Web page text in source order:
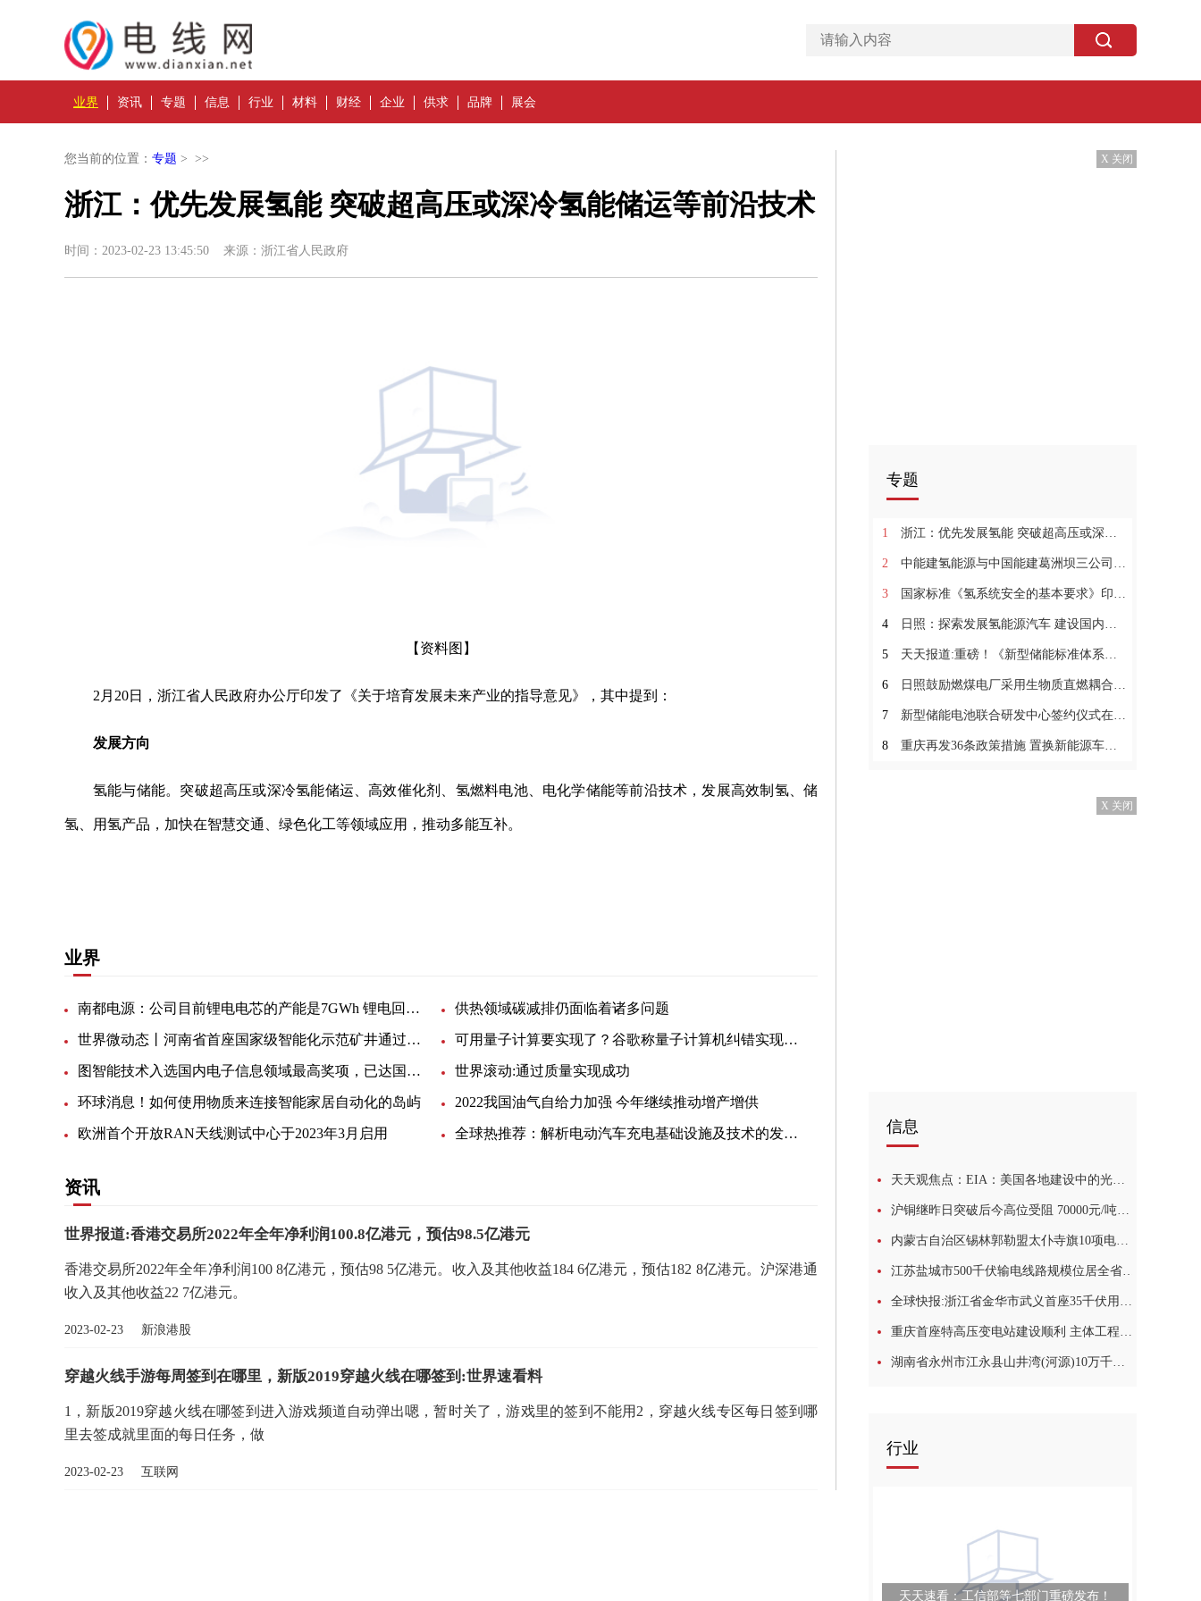
业界 资讯 专题 信息 行业 材料 财经 企业 供求 品牌 展会
您当前的位置： 专题 > >>
浙江：优先发展氢能 突破超高压或深冷氢能储运等前沿技术
时间：2023-02-23 13:45:50 来源：浙江省人民政府
【资料图】
2月20日，浙江省人民政府办公厅印发了《关于培育发展未来产业的指导意见》，其中提到：
发展方向
氢能与储能。突破超高压或深冷氢能储运、高效催化剂、氢燃料电池、电化学储能等前沿技术，发展高效制氢、储
氢、用氢产品，加快在智慧交通、绿色化工等领域应用，推动多能互补。
业界
南都电源：公司目前锂电电芯的产能是7GWh 锂电回收目前已经具备7万吨的处理能力 供热领域碳减排仍面临着诸多问题
世界微动态丨河南省首座国家级智能化示范矿井通过验收 可用量子计算要实现了？谷歌称量子计算机纠错实现突破 当前关注
图智能技术入选国内电子信息领域最高奖项，已达国际领先水平 全球观热点 世界滚动:通过质量实现成功
环球消息！如何使用物质来连接智能家居自动化的岛屿 2022我国油气自给力加强 今年继续推动增产增供
欧洲首个开放RAN天线测试中心于2023年3月启用 全球热推荐：解析电动汽车充电基础设施及技术的发展趋势
资讯
世界报道:香港交易所2022年全年净利润100.8亿港元，预估98.5亿港元
香港交易所2022年全年净利润100 8亿港元，预估98 5亿港元。收入及其他收益184 6亿港元，预估182 8亿港元。沪深港通
收入及其他收益22 7亿港元。
2023-02-23 新浪港股
穿越火线手游每周签到在哪里，新版2019穿越火线在哪签到:世界速看料
1，新版2019穿越火线在哪签到进入游戏频道自动弹出嗯，暂时关了，游戏里的签到不能用2，穿越火线专区每日签到哪
里去签成就里面的每日任务，做
2023-02-23 互联网
X 关闭
专题
1 浙江：优先发展氢能 突破超高压或深冷氢能储运等前沿技术
2 中能建氢能源与中国能建葛洲坝三公司共商合作
3 国家标准《氢系统安全的基本要求》印发|环球新资讯
4 日照：探索发展氢能源汽车 建设国内领先电解水制氢设施:世界通讯
5 天天报道:重磅！《新型储能标准体系建设指南》印发
6 日照鼓励燃煤电厂采用生物质直燃耦合|当前热议
7 新型储能电池联合研发中心签约仪式在潍坊高新区举行
8 重庆再发36条政策措施 置换新能源车最高补贴3000元 观焦点
X 关闭
信息
天天观焦点：EIA：美国各地建设中的光伏项目超25GW
沪铜继昨日突破后今高位受阻 70000元/吨上方多空活动力度加大
内蒙古自治区锡林郭勒盟太仆寺旗10项电网工程将于9月底前竣工|全球热点
江苏盐城市500千伏输电线路规模位居全省第一 电网重点工程全部复工
全球快报:浙江省金华市武义首座35千伏用户变电站投运
重庆首座特高压变电站建设顺利 主体工程预计今年4月开建
湖南省永州市江永县山井湾(河源)10万千瓦风电项目顺利开工-全球快播报
行业
天天速看：工信部等七部门重磅发布！